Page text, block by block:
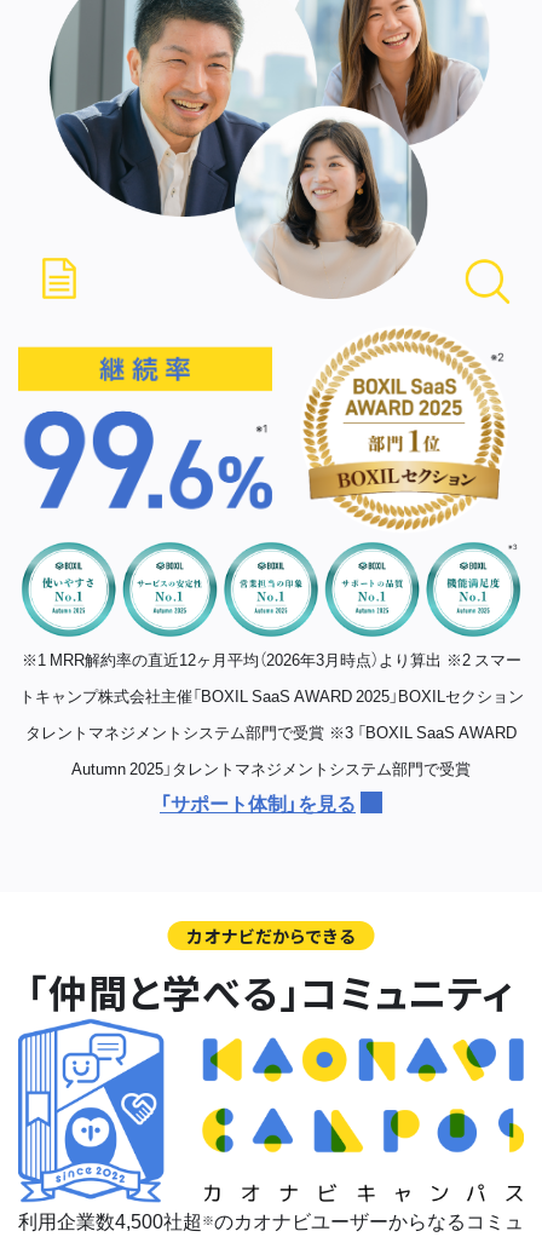
※1 MRR解約率の直近12ヶ月平均（2026年3月時点）より算出 ※2 スマー
トキャンプ株式会社主催「BOXIL SaaS AWARD 2025」BOXILセクション
タレントマネジメントシステム部門で受賞 ※3 「BOXIL SaaS AWARD
Autumn 2025」タレントマネジメントシステム部門で受賞
「サポート体制」を見る
カオナビだからできる
「仲間と学べる」コミュニティ
利用企業数4,500社超 ※のカオナビユーザーからなるコミュ